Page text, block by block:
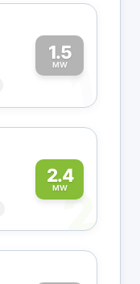
1.5
MW1
2.4
MW2